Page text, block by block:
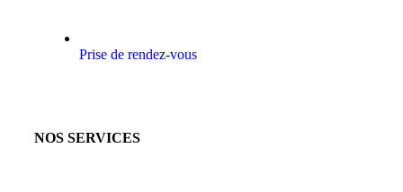
Prise de rendez-vous
NOS SERVICES